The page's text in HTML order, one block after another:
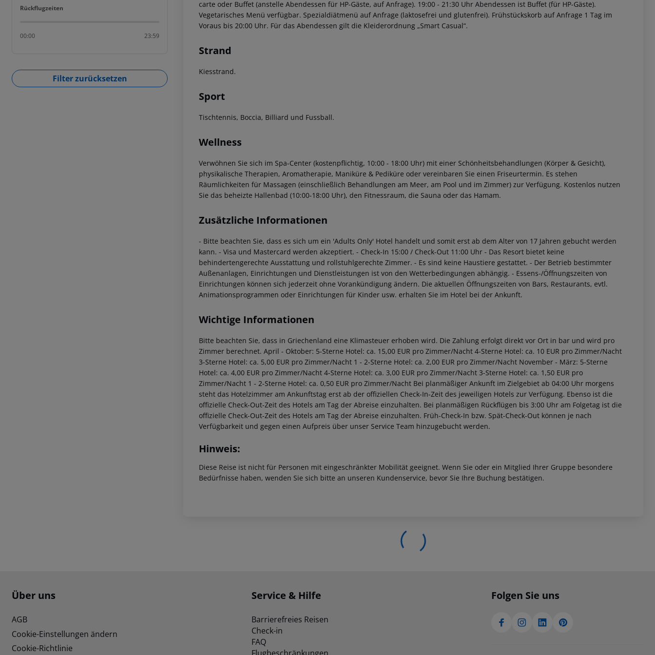
Rückflugzeiten
Rückflugzeiten
00:00 23:59
Filter zurücksetzen
carte oder Buffet (anstelle Abendessen für HP-Gäste, auf Anfrage). 19:00 - 21:30 Uhr Abendessen ist Buffet (für HP-Gäste).
Vegetarisches Menü verfügbar. Spezialdiätmenü auf Anfrage (laktosefrei und glutenfrei). Frühstückskorb auf Anfrage 1 Tag im
Voraus bis 20:00 Uhr. Für das Abendessen gilt die Kleiderordnung „Smart Casual“.
Strand
Kiesstrand.
Sport
Tischtennis, Boccia, Billiard und Fussball.
Wellness
Verwöhnen Sie sich im Spa-Center (kostenpflichtig, 10:00 - 18:00 Uhr) mit einer Schönheitsbehandlungen (Körper & Gesicht),
physikalische Therapien, Aromatherapie, Maniküre & Pediküre oder vereinbaren Sie einen Friseurtermin. Es stehen
Räumlichkeiten für Massagen (einschließlich Behandlungen am Meer, am Pool und im Zimmer) zur Verfügung. Kostenlos nutzen
Sie das beheizte Hallenbad (10:00-18:00 Uhr), den Fitnessraum, die Sauna oder das Hamam.
Zusätzliche Informationen
- Bitte beachten Sie, dass es sich um ein 'Adults Only' Hotel handelt und somit erst ab dem Alter von 17 Jahren gebucht werden
kann. - Visa und Mastercard werden akzeptiert. - Check-In 15:00 / Check-Out 11:00 Uhr - Das Resort bietet keine
behindertengerechte Ausstattung und rollstuhlgerechte Zimmer. - Es sind keine Haustiere gestattet. - Der Betrieb bestimmter
Außenanlagen, Einrichtungen und Dienstleistungen ist von den Wetterbedingungen abhängig. - Essens-/Öffnungszeiten von
Einrichtungen können sich jederzeit ohne Vorankündigung ändern. Die aktuellen Öffnungszeiten von Bars, Restaurants, evtl.
Animationsprogrammen oder Einrichtungen für Kinder usw. erhalten Sie im Hotel bei der Ankunft.
Wichtige Informationen
Bitte beachten Sie, dass in Griechenland eine Klimasteuer erhoben wird. Die Zahlung erfolgt direkt vor Ort in bar und wird pro
Zimmer berechnet. April - Oktober: 5-Sterne Hotel: ca. 15,00 EUR pro Zimmer/Nacht 4-Sterne Hotel: ca. 10 EUR pro Zimmer/Nacht
3-Sterne Hotel: ca. 5,00 EUR pro Zimmer/Nacht 1 - 2-Sterne Hotel: ca. 2,00 EUR pro Zimmer/Nacht November - März: 5-Sterne
Hotel: ca. 4,00 EUR pro Zimmer/Nacht 4-Sterne Hotel: ca. 3,00 EUR pro Zimmer/Nacht 3-Sterne Hotel: ca. 1,50 EUR pro
Zimmer/Nacht 1 - 2-Sterne Hotel: ca. 0,50 EUR pro Zimmer/Nacht Bei planmäßiger Ankunft im Zielgebiet ab 04:00 Uhr morgens
steht das Hotelzimmer am Ankunftstag erst ab der offiziellen Check-In-Zeit des jeweiligen Hotels zur Verfügung. Ebenso ist die
offizielle Check-Out-Zeit des Hotels am Tag der Abreise einzuhalten. Bei planmäßigen Rückflügen bis 3:00 Uhr am Folgetag ist die
offizielle Check-Out-Zeit des Hotels am Tag der Abreise einzuhalten. Früh-Check-In bzw. Spät-Check-Out können je nach
Verfügbarkeit und gegen einen Aufpreis über unser Service Team hinzugebucht werden.
Hinweis:
Diese Reise ist nicht für Personen mit eingeschränkter Mobilität geeignet. Wenn Sie oder ein Mitglied Ihrer Gruppe besondere
Bedürfnisse haben, wenden Sie sich bitte an unseren Kundenservice, bevor Sie Ihre Buchung bestätigen.
Footer navigation
Über uns
AGB
Cookie-Einstellungen ändern
Cookie-Richtlinie
Service & Hilfe
Barrierefreies Reisen
Check-in
FAQ
Folgen Sie uns